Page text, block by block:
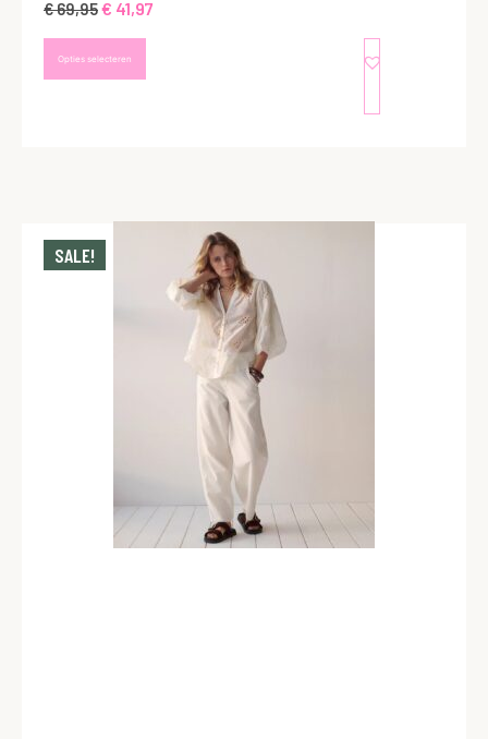
€69,95€ 41,97
Opties selecteren
SALE!